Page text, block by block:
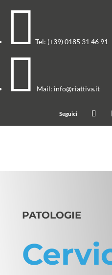
 Tel: (+39) 0185 31 46 91
 Mail: info@riattiva.it
PATOLOGIE